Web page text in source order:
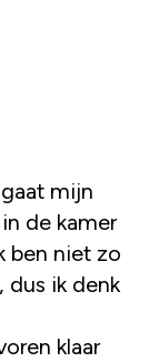
mijn
de kamer
ben niet zo
dus ik denk
klaar